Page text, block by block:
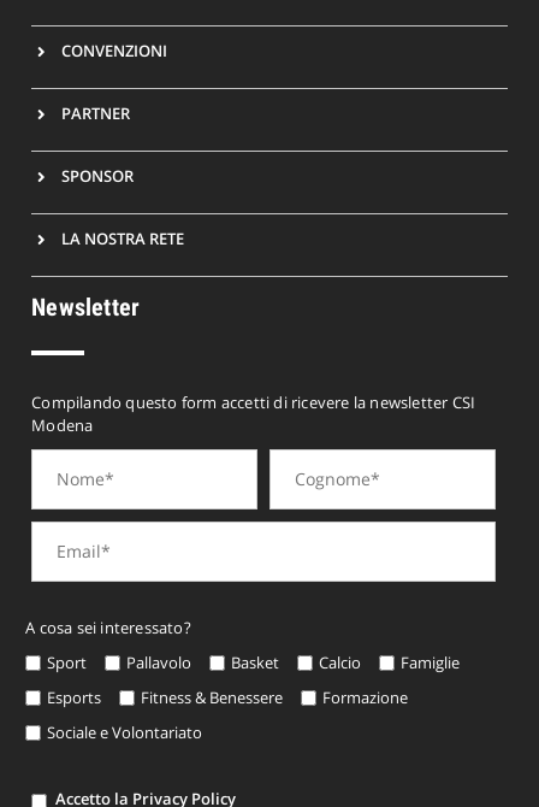
CONVENZIONI
PARTNER
SPONSOR
LA NOSTRA RETE
Newsletter
Compilando questo form accetti di ricevere la newsletter CSI
Modena
A cosa sei interessato?
Sport
Pallavolo Basket Calcio
Famiglie
Esports
Fitness & Benessere
Formazione
Sociale e Volontariato
Accetto la Privacy Policy